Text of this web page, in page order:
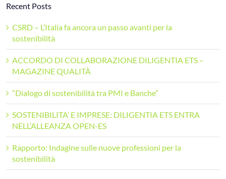
Recent Posts
CSRD – L’Italia fa ancora un passo avanti per la
sostenibilità
ACCORDO DI COLLABORAZIONE DILIGENTIA ETS –
MAGAZINE QUALITÀ
“Dialogo di sostenibilità tra PMI e Banche”
SOSTENIBILITA’ E IMPRESE: DILIGENTIA ETS ENTRA
NELL’ALLEANZA OPEN-ES
Rapporto: Indagine sulle nuove professioni per la
sostenibilità